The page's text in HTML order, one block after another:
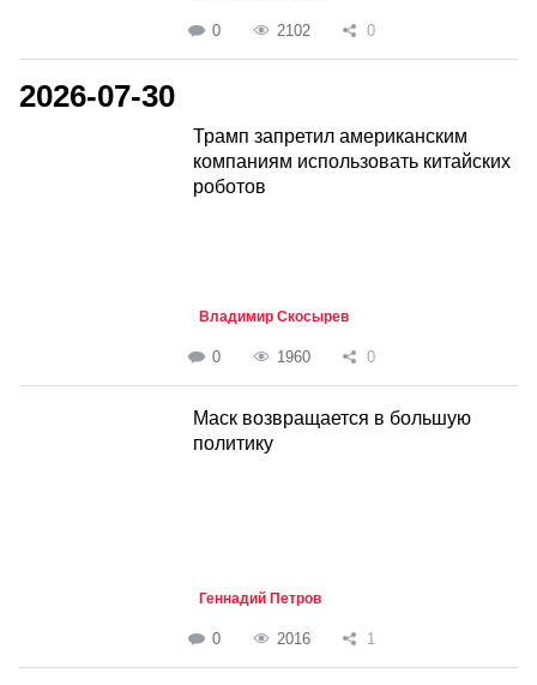
0 2102 0
2026-07-30
Трамп запретил американским
компаниям использовать китайских
роботов
Владимир Скосырев
0 1960 0
Маск возвращается в большую
политику
Геннадий Петров
0 2016 1